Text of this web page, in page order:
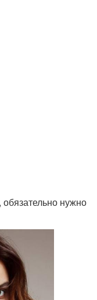
обязательно нужно